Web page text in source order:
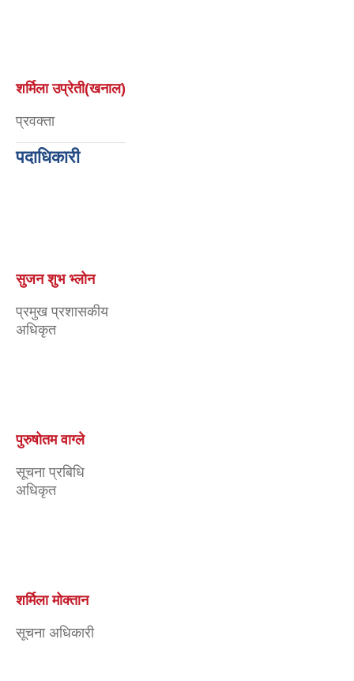
शर्मिला उप्रेती(खनाल)
प्रवक्ता
पदाधिकारी
पुरुषोतम वाग्ले
सूचना प्रबिधि
अधिकृत
शर्मिला मोक्तान
सूचना अधिकारी
सुजन शुभ भ्लोन
प्रमुख प्रशासकीय